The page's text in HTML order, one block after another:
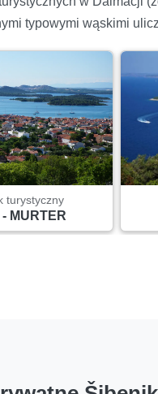
typowymi wąskimi
turystyczny
MURTER